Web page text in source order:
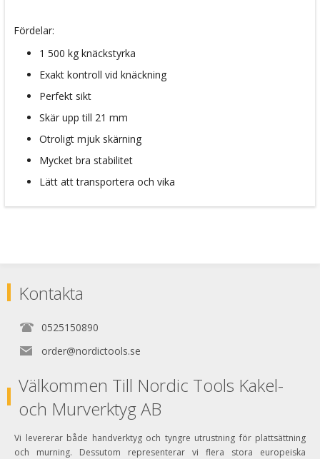
Fördelar:
1 500 kg knäckstyrka
Exakt kontroll vid knäckning
Perfekt sikt
Skär upp till 21 mm
Otroligt mjuk skärning
Mycket bra stabilitet
Lätt att transportera och vika
Kontakta
0525150890
order@nordictools.se
Välkommen Till Nordic Tools Kakel-
och Murverktyg AB
Vi levererar både handverktyg och tyngre utrustning för plattsättning
och murning. Dessutom representerar vi flera stora europeiska